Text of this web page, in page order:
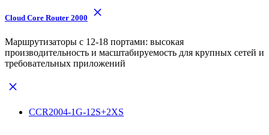
Cloud Core Router 2000
Маршрутизаторы с 12-18 портами: высокая
производительность и масштабируемость для крупных сетей и
требовательных приложений
CCR2004-1G-12S+2XS